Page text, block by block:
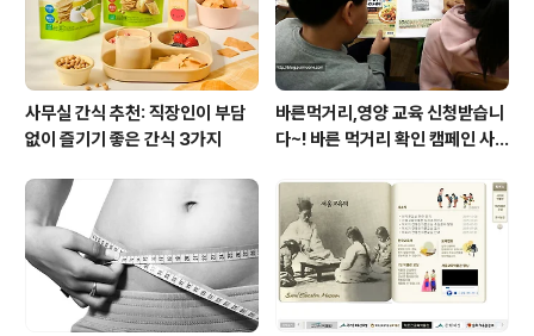
사무실 간식 추천: 직장인이 부담
없이 즐기기 좋은 간식 3가지
바른먹거리,영양 교육 신청받습니
다~! 바른 먹거리 확인 캠페인 사